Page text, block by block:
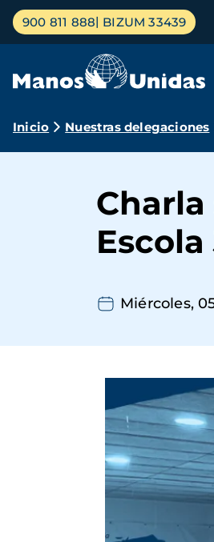
Pasar
contenido
Menú
principal
900 811 888 BIZUM 33439
Ruta
navegación
Inicio Nuestras delegaciones
Miércoles,